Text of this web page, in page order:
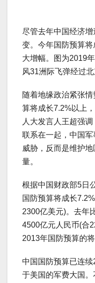
尽管去年中国经济
变。今年国防预算
大增幅。图为2019
风31洲际飞弹经过
随着地缘政治紧张
算将成长7.2%以上
人大发言人王超强
联系在一起，中国
威胁，反而是维护
量。
根据中国财政部5日
国防预算将成长
2300亿美元)。去年
4500亿元人民币(合
2013年国防预算的将
中国国防预算已连
于美国的军费大国